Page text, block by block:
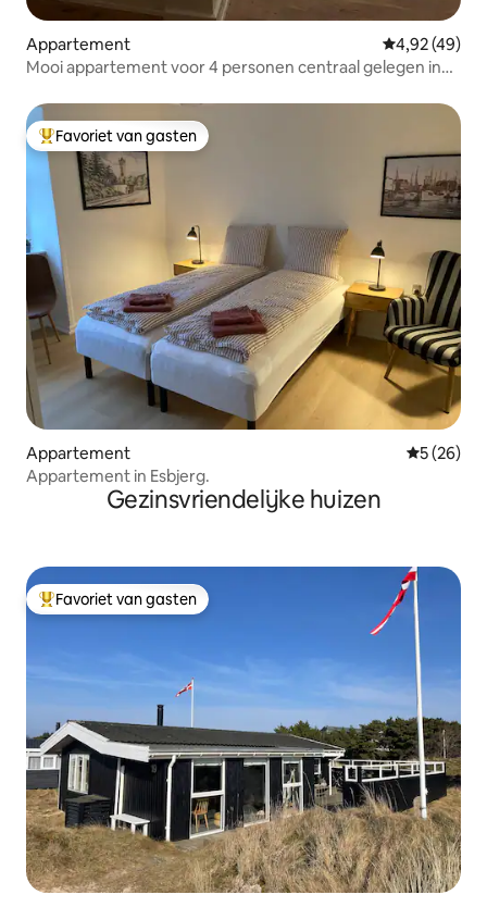
Appartement Gemiddelde
4,92 (49)
Mooi appartement voor 4 personen centraal gelegen in
Topfavoriet van gasten
Favoriet van gasten
Appartement
5 (26)
Appartement in Esbjerg.
Gezinsvriendelijke huizen
Topfavoriet van gasten
Favoriet van gasten